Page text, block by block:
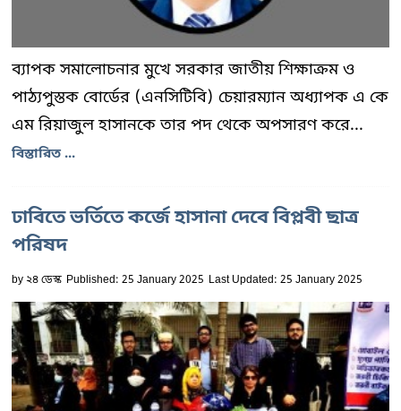
ব্যাপক সমালোচনার মুখে সরকার জাতীয় শিক্ষাক্রম ও
পাঠ্যপুস্তক বোর্ডের (এনসিটিবি) চেয়ারম্যান অধ্যাপক এ কে
এম রিয়াজুল হাসানকে তার পদ থেকে অপসারণ করে...
বিস্তারিত ...
ঢাবিতে ভর্তিতে কর্জে হাসানা দেবে বিপ্লবী ছাত্র
পরিষদ
by২৪ ডেস্ক Published: 25 January 2025 Last Updated: 25 January 2025